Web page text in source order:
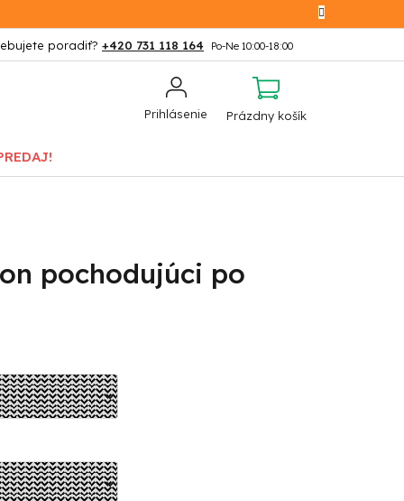
+420 731 118 164
Prihlásenie
NÁKUPNÝ
Prázdny košík
pochodujúci po